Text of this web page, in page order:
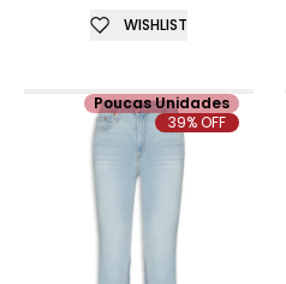
WISHLIST
Poucas Unidades
39% OFF